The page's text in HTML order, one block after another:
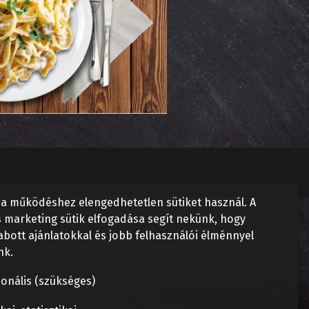
működéshez elengedhetetlen sütiket használ. A
marketing sütik elfogadása segít nekünk, hogy
ajánlatokkal és jobb felhasználói élménnyel
(szükséges)